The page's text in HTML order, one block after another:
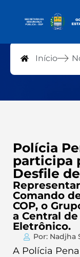
Notícias
Início
Polícia
participa
Desfile
Comando
COP, o
a Central
Eletrônico.
Por: Nadjha
A Polícia